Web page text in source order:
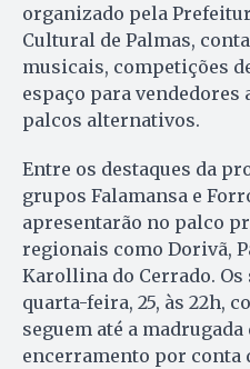
organizado pela
Cultural de Palmas,
musicais, competições
espaço para vendedores
palcos alternativos.
Entre os destaques da
grupos Falamansa e
apresentarão no palco
regionais como Dorivã,
Karollina do Cerrado.
quarta-feira, 25, às 22h,
seguem até a
encerramento por conta